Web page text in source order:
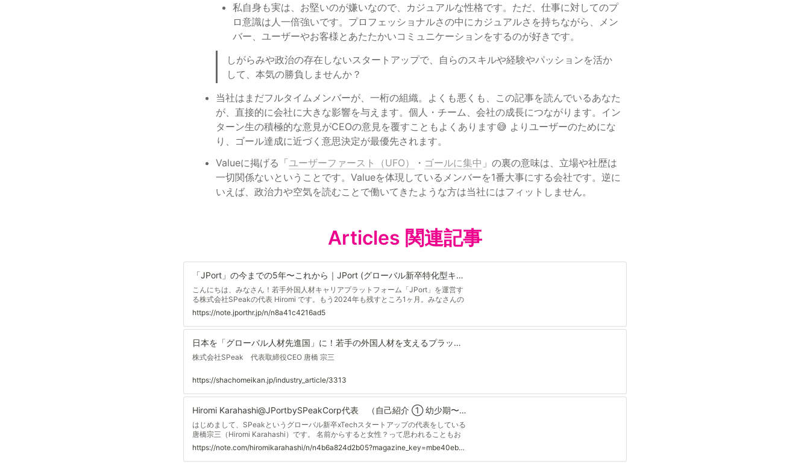
私自身も実は、お堅いのが嫌いなので、カジュアルな性格です。ただ、仕事に対してのプ
ロ意識は人一倍強いです。プロフェッショナルさの中にカジュアルさを持ちながら、メン
バー、ユーザーやお客様とあたたかいコミュニケーションをするのが好きです。
しがらみや政治の存在しないスタートアップで、自らのスキルや経験やパッションを活か
して、本気の勝負しませんか？
当社はまだフルタイムメンバーが、一桁の組織。よくも悪くも、この記事を読んでいるあなた
が、直接的に会社に大きな影響を与えます。個人・チーム、会社の成長につながります。イン
ターン生の積極的な意見がCEOの意見を覆すこともよくあります😅 よりユーザーのためにな
り、ゴール達成に近づく意思決定が最優先されます。
Valueに掲げる「ユーザーファースト（UFO） ・ ゴールに集中 」の裏の意味は、立場や社歴は
一切関係ないということです。Valueを体現しているメンバーを1番大事にする会社です。逆に
いえば、政治力や空気を読むことで働いてきたような方は当社にはフィットしません。
Articles 関連記事
「JPort」の今までの5年〜これから｜JPort (グローバル新卒特化型キャリアプラットフォーム）
こんにちは、みなさん！若手外国人材キャリアプラットフォーム「JPort」を運営す
る株式会社SPeakの代表 Hiromi です。もう2024年も残すところ1ヶ月。みなさんの
2024年はどんな１年でしたか？ 2024年は、当社にとって創業5年・資金調達完了・
フルタイムメンバー2名から4名体制へとイベントが多かったため、創業から5年の
「今まで」をまとめ、最後に「これから」について書きます。 長いです！とても長
いです😅 何回かに分けてお楽しみください☕️ この会社の立ち上げは、私の人生の原
体験に紐づいているため、まずは自己紹介から始めさせてください！ 自己紹介：人
生振り
https://note.jporthr.jp/n/n8a41c4216ad5
日本を「グローバル人材先進国」に！若手の外国人材を支えるプラットフォームで誰もが安心できる社会インフラづくり
株式会社SPeak 代表取締役CEO 唐橋 宗三
https://shachomeikan.jp/industry_article/3313
Hiromi Karahashi@JPortbySPeakCorp代表 （自己紹介 ① 幼少期〜大学卒業・帰国）｜Hiromi Karahashi@JPortbySPeakcorp
はじめまして、SPeakというグローバル新卒xTechスタートアップの代表をしている
唐橋宗三（Hiromi Karahashi）です。 名前からすると女性？って思われることもお
おいのですが、 小学校の時のあだ名は「おやじ」。中学校・高校は「リーダー」。
大学では「ヒロミ」。男です。 ■ふつうの自己紹介 2019年4月に長年の思いであっ
https://note.com/hiromikarahashi/n/n4b6a824d2b05?magazine_key=mbe40ebe98733